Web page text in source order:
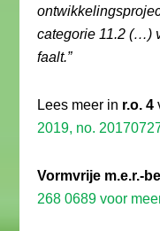
categorie 11.2 (…)
faalt.”
Lees meer in r.o. 4
2019, no.
Vormvrije m.e.r.-
268 0689 voor